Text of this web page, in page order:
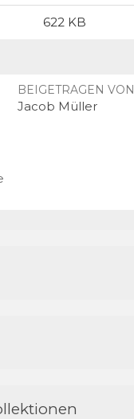
622 KB
BEIGETRAGEN VON
Jacob Müller